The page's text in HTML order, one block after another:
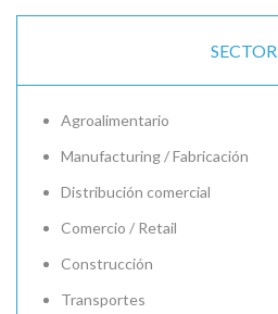
SECTOR
Agroalimentario
Manufacturing / Fabricación
Distribución comercial
Comercio / Retail
Construcción
Transportes